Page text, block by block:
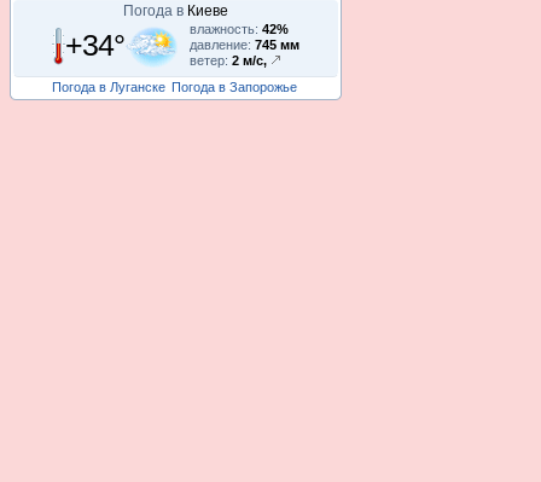
Погода в Киеве
+34° влажность: 42%
давление: 745 мм
ветер: 2 м/с,
Погода в Луганске Погода в Запорожье